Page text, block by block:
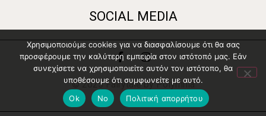
SOCIAL MEDIA
© 2025 Fairytale by Polymnia
Χρησιμοποιούμε cookies για να διασφαλίσουμε ότι θα σας
προσφέρουμε την καλύτερη εμπειρία στον ιστότοπό μας. Εάν
συνεχίσετε να χρησιμοποιείτε αυτόν τον ιστότοπο, θα
υποθέσουμε ότι συμφωνείτε με αυτό.
Ok
No Πολιτική απορρήτου